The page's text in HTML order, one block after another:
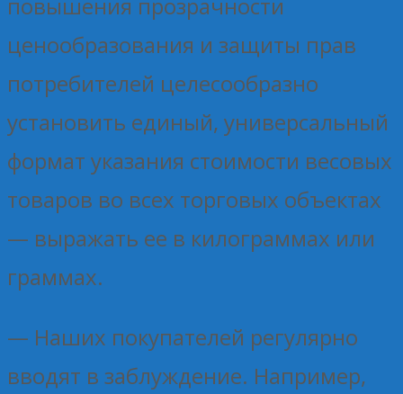
ценообразования и защиты прав
потребителей целесообразно
установить единый, универсальный
формат указания стоимости весовых
товаров во всех торговых объектах
— выражать ее в килограммах или
граммах.
— Наших покупателей регулярно
вводят в заблуждение. Например,